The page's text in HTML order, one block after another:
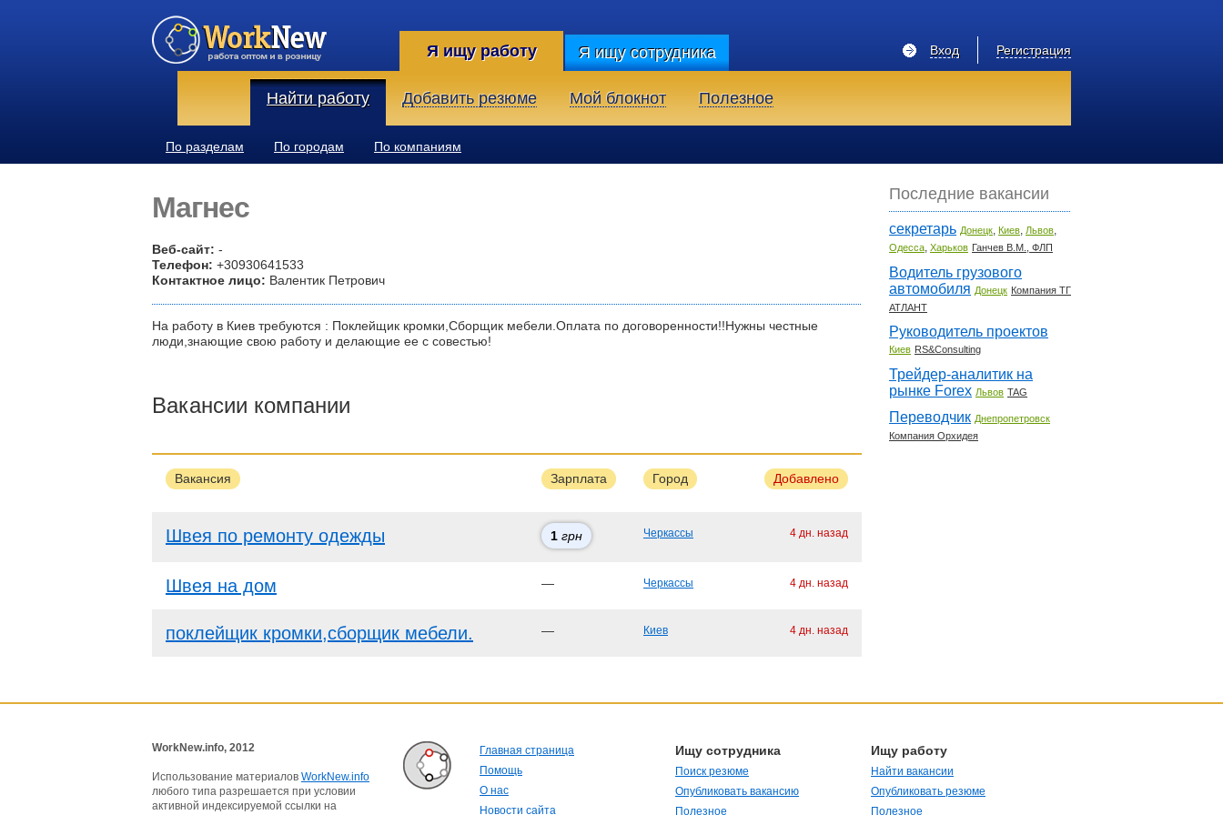
Я ищу работу Я ищу сотрудника Регистрация
Вход
Найти работу Добавить резюме Мой блокнот Полезное
По разделам По городам По компаниям
Магнес
Веб-сайт: -
Телефон: +30930641533
Контактное лицо: Валентик Петрович
На работу в Киев требуются : Поклейщик кромки,Сборщик мебели.Оплата по договоренности!!Нужны честные
люди,знающие свою работу и делающие ее с совестью!
Вакансии компании
Вакансия Зарплата Город Добавлено
Швея по ремонту одежды 1 грн Черкассы 4 дн. назад
Швея на дом — Черкассы 4 дн. назад
поклейщик кромки,сборщик мебели. — Киев 4 дн. назад
Последние вакансии
секретарь Донецк, Киев, Львов,
Одесса, Харьков Ганчев В.М., ФЛП
Водитель грузового
автомобиля Донецк Компания ТГ
АТЛАНТ
Руководитель проектов
Киев RS&Consulting
Трейдер-аналитик на
рынке Forex Львов TAG
Переводчик Днепропетровск
Компания Орхидея
WorkNew.info, 2012
Использование материалов WorkNew.info
любого типа разрешается при условии
активной индексируемой ссылки на
Главная страница
Помощь
О нас
Новости сайта
Ищу сотрудника
Поиск резюме
Опубликовать вакансию
Полезное
Ищу работу
Найти вакансии
Опубликовать резюме
Полезное